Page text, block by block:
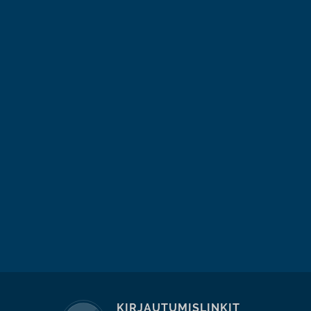
KIRJAUTUMISLINKIT